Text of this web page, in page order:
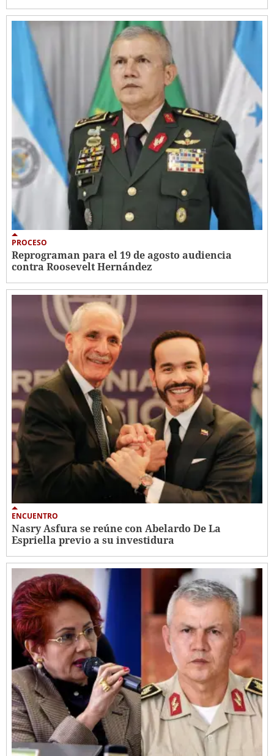
PROCESO
Reprograman para el 19 de agosto audiencia
contra Roosevelt Hernández
ENCUENTRO
Nasry Asfura se reúne con Abelardo De La
Espriella previo a su investidura